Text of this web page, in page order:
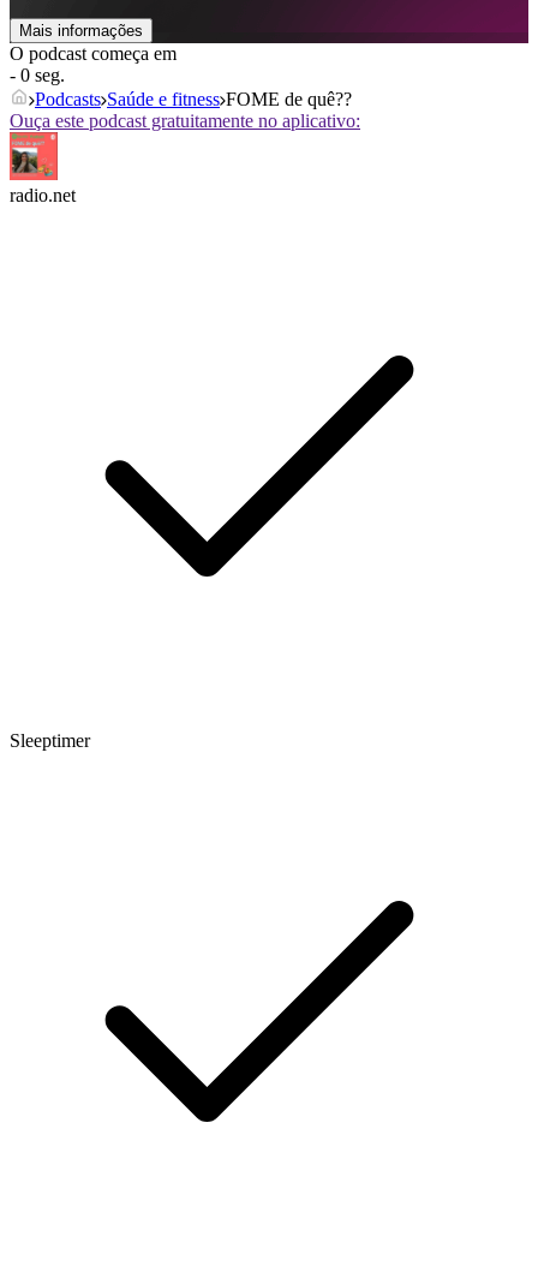
Mais informações
O podcast começa em
- 0 seg.
Podcasts Saúde e fitness FOME de quê??
Ouça este podcast gratuitamente no aplicativo:
radio.net
Sleeptimer